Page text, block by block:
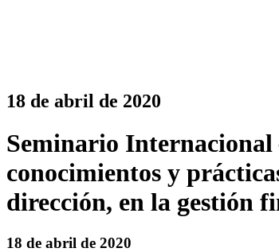
18 de abril de 2020
Seminario
conocimientos y
dirección, en la gestión
18 de abril de 2020